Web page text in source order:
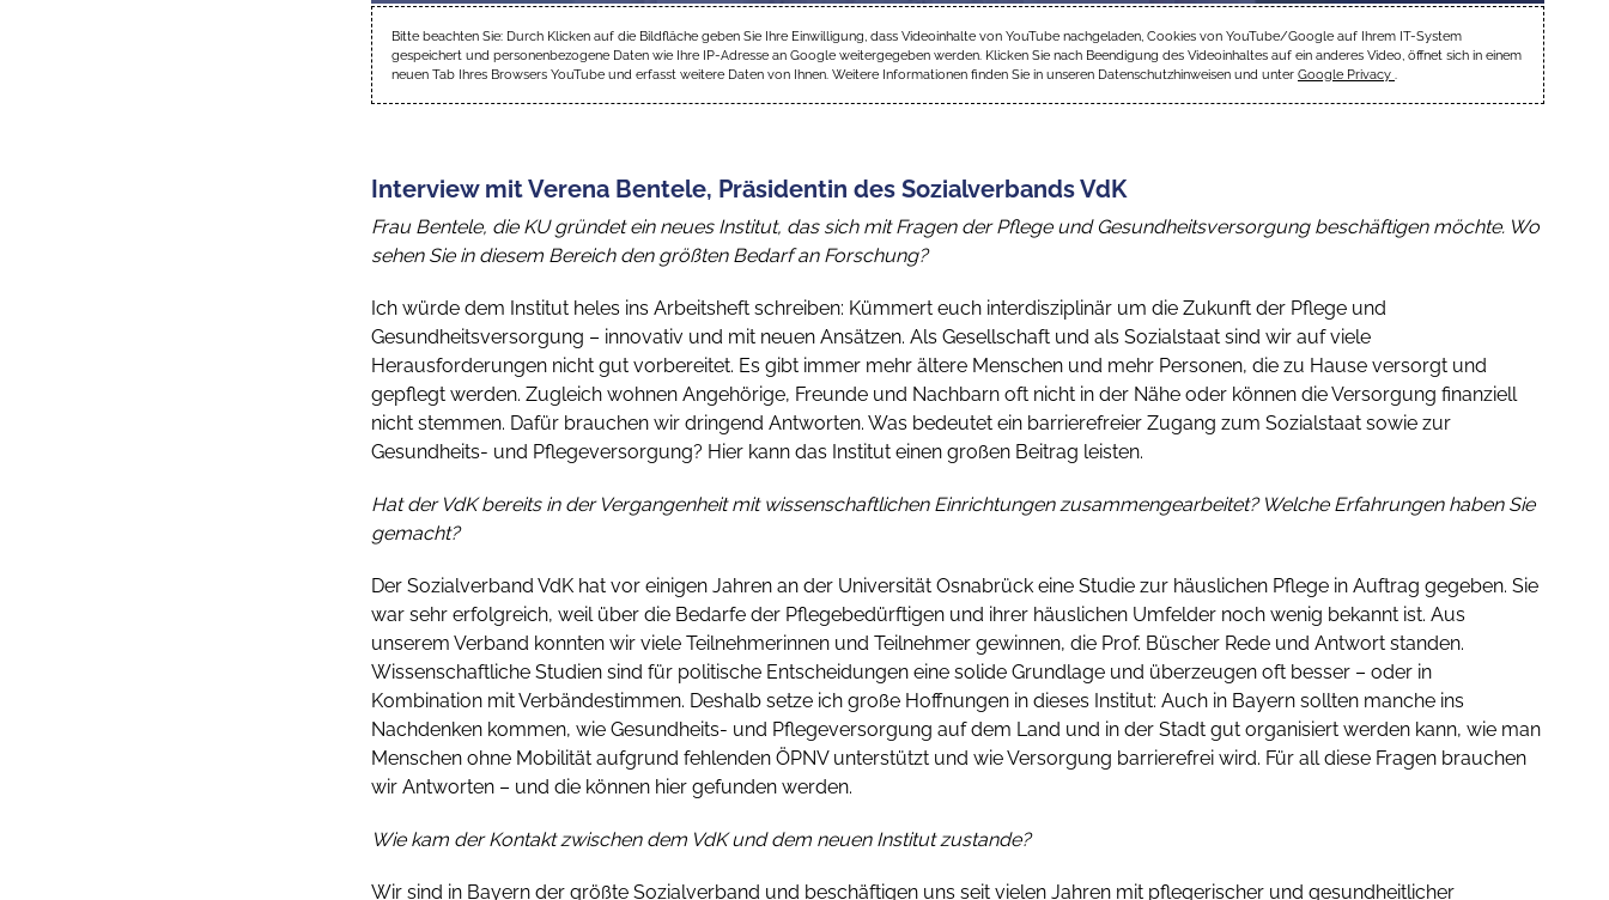
Bitte beachten Sie: Durch Klicken auf die Bildfläche geben Sie Ihre Einwilligung, dass Videoinhalte von YouTube nachgeladen, Cookies von YouTube/Google auf Ihrem IT-System
gespeichert und personenbezogene Daten wie Ihre IP-Adresse an Google weitergegeben werden. Klicken Sie nach Beendigung des Videoinhaltes auf ein anderes Video, öffnet sich in einem
neuen Tab Ihres Browsers YouTube und erfasst weitere Daten von Ihnen. Weitere Informationen finden Sie in unseren Datenschutzhinweisen und unter Google Privacy .
Interview mit Verena Bentele, Präsidentin des Sozialverbands VdK
Frau Bentele, die KU gründet ein neues Institut, das sich mit Fragen der Pflege und Gesundheitsversorgung beschäftigen möchte. Wo
sehen Sie in diesem Bereich den größten Bedarf an Forschung?
Ich würde dem Institut heles ins Arbeitsheft schreiben: Kümmert euch interdisziplinär um die Zukunft der Pflege und
Gesundheitsversorgung – innovativ und mit neuen Ansätzen. Als Gesellschaft und als Sozialstaat sind wir auf viele
Herausforderungen nicht gut vorbereitet. Es gibt immer mehr ältere Menschen und mehr Personen, die zu Hause versorgt und
gepflegt werden. Zugleich wohnen Angehörige, Freunde und Nachbarn oft nicht in der Nähe oder können die Versorgung finanziell
nicht stemmen. Dafür brauchen wir dringend Antworten. Was bedeutet ein barrierefreier Zugang zum Sozialstaat sowie zur
Gesundheits- und Pflegeversorgung? Hier kann das Institut einen großen Beitrag leisten.
Hat der VdK bereits in der Vergangenheit mit wissenschaftlichen Einrichtungen zusammengearbeitet? Welche Erfahrungen haben Sie
gemacht?
Der Sozialverband VdK hat vor einigen Jahren an der Universität Osnabrück eine Studie zur häuslichen Pflege in Auftrag gegeben. Sie
war sehr erfolgreich, weil über die Bedarfe der Pflegebedürftigen und ihrer häuslichen Umfelder noch wenig bekannt ist. Aus
unserem Verband konnten wir viele Teilnehmerinnen und Teilnehmer gewinnen, die Prof. Büscher Rede und Antwort standen.
Wissenschaftliche Studien sind für politische Entscheidungen eine solide Grundlage und überzeugen oft besser – oder in
Kombination mit Verbändestimmen. Deshalb setze ich große Hoffnungen in dieses Institut: Auch in Bayern sollten manche ins
Nachdenken kommen, wie Gesundheits- und Pflegeversorgung auf dem Land und in der Stadt gut organisiert werden kann, wie man
Menschen ohne Mobilität aufgrund fehlenden ÖPNV unterstützt und wie Versorgung barrierefrei wird. Für all diese Fragen brauchen
wir Antworten – und die können hier gefunden werden.
Wie kam der Kontakt zwischen dem VdK und dem neuen Institut zustande?
Wir sind in Bayern der größte Sozialverband und beschäftigen uns seit vielen Jahren mit pflegerischer und gesundheitlicher